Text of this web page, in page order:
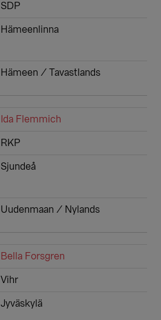
SDP
Hämeenlinna
Hämeen / Tavastlands
Ida Flemmich
RKP
Sjundeå
Uudenmaan / Nylands
Bella Forsgren
Vihr
Jyväskylä